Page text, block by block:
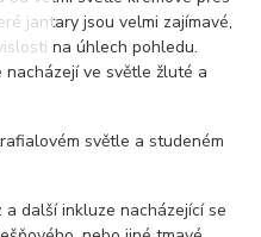
jantary jsou velmi zajímavé,
na úhlech pohledu.
ve světle žluté a
světle a studeném
a další inkluze nacházející se